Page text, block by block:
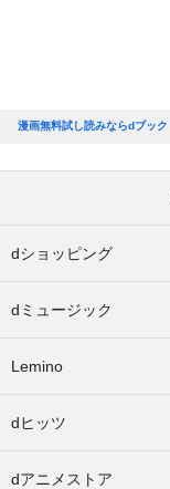
漫画無料試し読みならdブック
dショッピング
dミュージック
Lemino
dヒッツ
dアニメストア